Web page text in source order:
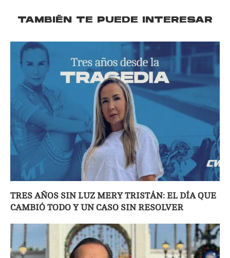
TAMBIÉN TE PUEDE INTERESAR
TRES AÑOS SIN LUZ MERY TRISTÁN: EL DÍA QUE
CAMBIÓ TODO Y UN CASO SIN RESOLVER